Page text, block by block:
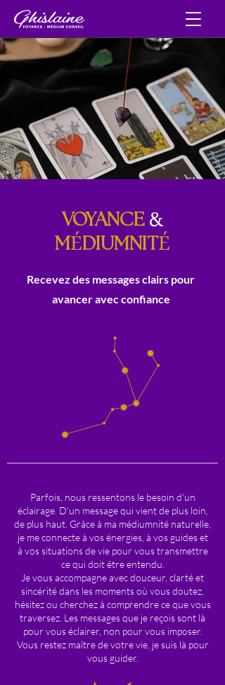
VOYANCE &
MÉDIUMNITÉ
Recevez des messages clairs pour
avancer avec confiance
Parfois, nous ressentons le besoin d’un
éclairage. D’un message qui vient de plus loin,
de plus haut. Grâce à ma médiumnité naturelle,
je me connecte à vos énergies, à vos guides et
à vos situations de vie pour vous transmettre
ce qui doit être entendu.
Je vous accompagne avec douceur, clarté et
sincérité dans les moments où vous doutez,
hésitez ou cherchez à comprendre ce que vous
traversez. Les messages que je reçois sont là
pour vous éclairer, non pour vous imposer.
Vous restez maître de votre vie, je suis là pour
vous guider.